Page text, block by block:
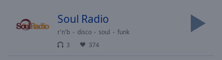
Loaded:
0.00%
Soul Radio
r'n'b disco soul
funk
3
374